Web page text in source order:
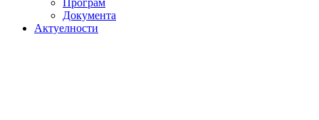
Документа
Актуелности